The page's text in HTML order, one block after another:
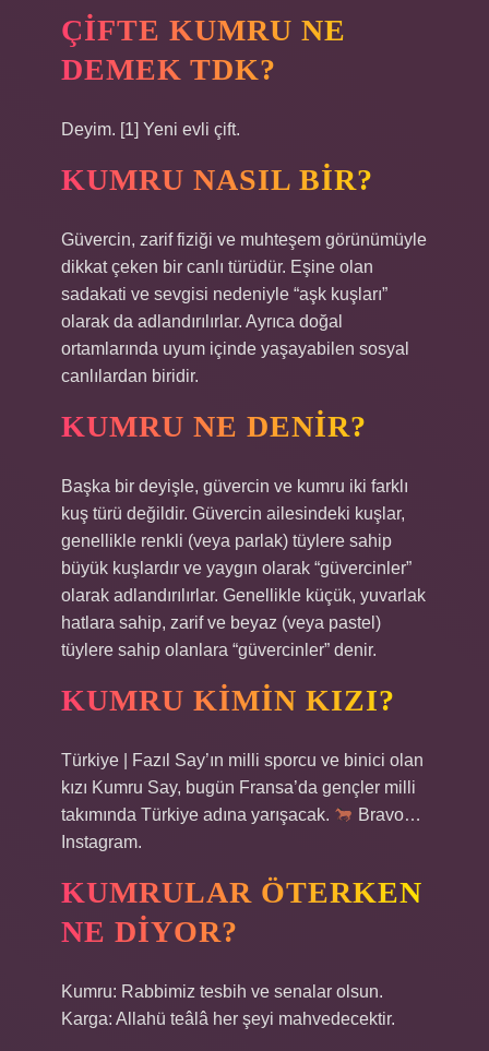
ÇIFTE KUMRU NE
DEMEK TDK?
Deyim. [1] Yeni evli çift.
KUMRU NASIL BIR?
Güvercin, zarif fiziği ve muhteşem görünümüyle
dikkat çeken bir canlı türüdür. Eşine olan
sadakati ve sevgisi nedeniyle “aşk kuşları”
olarak da adlandırılırlar. Ayrıca doğal
ortamlarında uyum içinde yaşayabilen sosyal
canlılardan biridir.
KUMRU NE DENIR?
Başka bir deyişle, güvercin ve kumru iki farklı
kuş türü değildir. Güvercin ailesindeki kuşlar,
genellikle renkli (veya parlak) tüylere sahip
büyük kuşlardır ve yaygın olarak “güvercinler”
olarak adlandırılırlar. Genellikle küçük, yuvarlak
hatlara sahip, zarif ve beyaz (veya pastel)
tüylere sahip olanlara “güvercinler” denir.
KUMRU KIMIN KIZI?
Türkiye | Fazıl Say’ın milli sporcu ve binici olan
kızı Kumru Say, bugün Fransa’da gençler milli
takımında Türkiye adına yarışacak.
Bravo…
Instagram.
KUMRULAR ÖTERKEN
NE DIYOR?
Kumru: Rabbimiz tesbih ve senalar olsun.
Karga: Allahü teâlâ her şeyi mahvedecektir.